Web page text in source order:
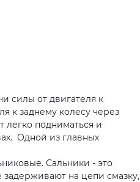
силы от двигателя к
к заднему колесу через
легко подниматься и
Одной из главных
Сальники - это
на цепи смазку,